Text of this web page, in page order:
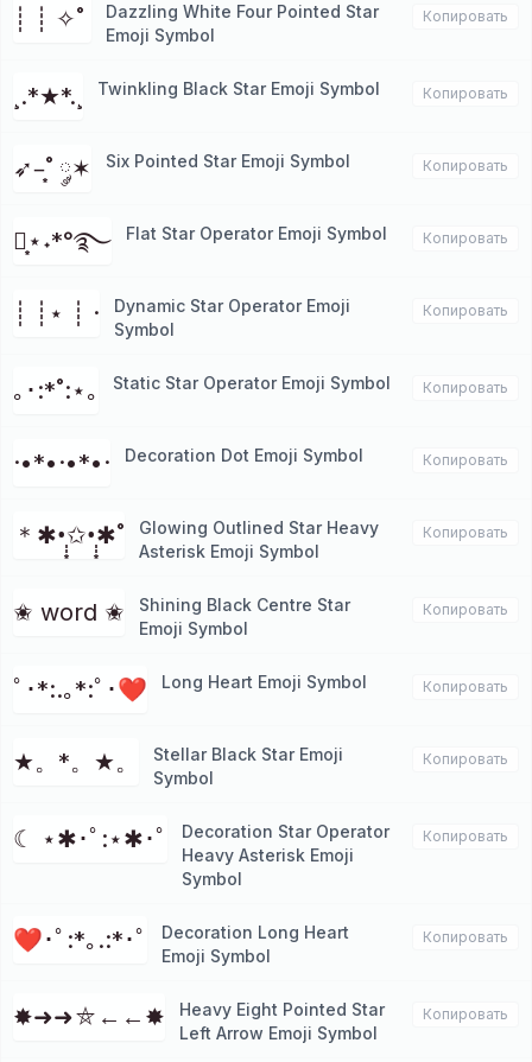
┊ ┊ ✧˚ ⁭
Dazzling White Four Pointed Star
Emoji Symbol
Копировать
¸.*★*.¸⁭ Twinkling Black Star Emoji Symbol Копировать
➶–͙˚ ༘✶ Six Pointed Star Emoji Symbol Копировать
┊͙⋆˖*°࿐ Flat Star Operator Emoji Symbol Копировать
┊ ┊⋆ ┊ ·
Dynamic Star Operator Emoji
Symbol
Копировать
｡･:*˚:⋆｡ Static Star Operator Emoji Symbol Копировать
·•*•·•*•· Decoration Dot Emoji Symbol Копировать
＊✱•̩̩͙✩•̩̩͙✱˚
Glowing Outlined Star Heavy
Asterisk Emoji Symbol
Копировать
✬ word ✬
Shining Black Centre Star
Emoji Symbol
Копировать
ﾟ･*:.｡*:ﾟ･❤ Long Heart Emoji Symbol Копировать
★。*。★。
Stellar Black Star Emoji
Symbol
Копировать
☾ ⋆✱･ﾟ:⋆✱･ﾟ
Decoration Star Operator
Heavy Asterisk Emoji
Symbol
Копировать
❤･ﾟ:*｡.:*･ﾟ
Decoration Long Heart
Emoji Symbol
Копировать
✸➜➜⛤←←✸
Heavy Eight Pointed Star
Left Arrow Emoji Symbol
Копировать